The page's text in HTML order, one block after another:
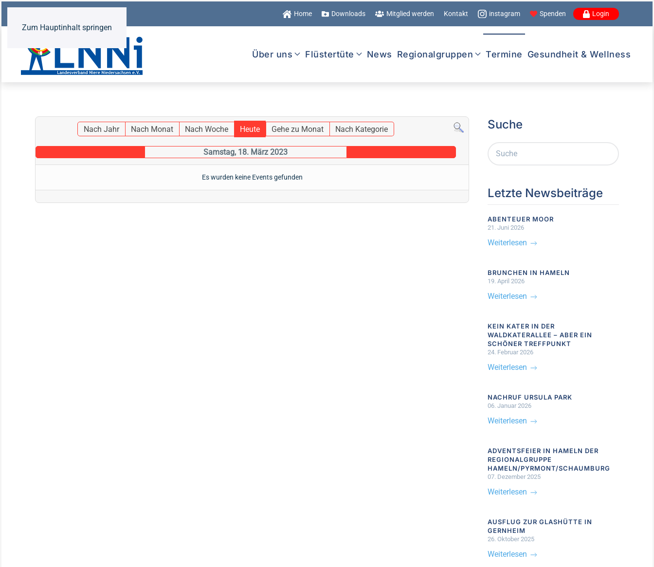
Zum Hauptinhalt springen
Home Downloads Mitglied werden Kontakt instagram Spenden Login
Über uns Flüstertüte News Regionalgruppen Termine Gesundheit & Wellness
Nach Jahr Nach Monat Nach Woche Heute Gehe zu Monat Nach Kategorie
Samstag, 18. März 2023
Es wurden keine Events gefunden
Suche
Letzte Newsbeiträge
ABENTEUER MOOR
21. Juni 2026
Weiterlesen
BRUNCHEN IN HAMELN
19. April 2026
Weiterlesen
KEIN KATER IN DER
WALDKATERALLEE – ABER EIN
SCHÖNER TREFFPUNKT
24. Februar 2026
Weiterlesen
NACHRUF URSULA PARK
06. Januar 2026
Weiterlesen
ADVENTSFEIER IN HAMELN DER
REGIONALGRUPPE
HAMELN/PYRMONT/SCHAUMBURG
07. Dezember 2025
Weiterlesen
AUSFLUG ZUR GLASHÜTTE IN
GERNHEIM
26. Oktober 2025
Weiterlesen